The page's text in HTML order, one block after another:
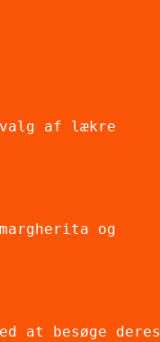
af lækre
og
at besøge deres